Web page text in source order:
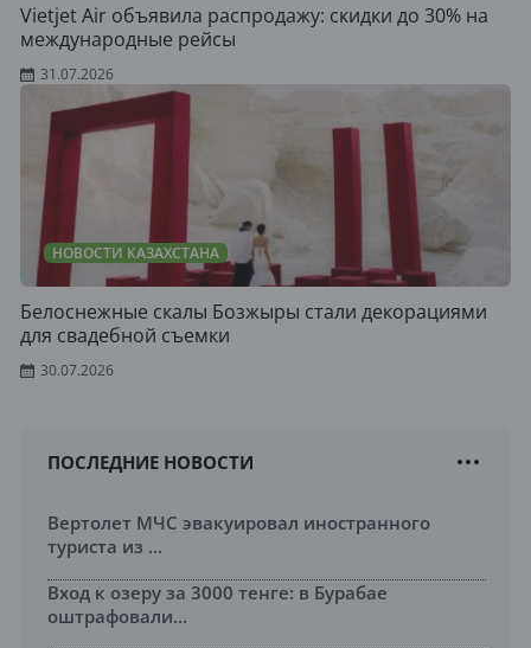
Vietjet Air объявила распродажу: скидки до 30% на
международные рейсы
31.07.2026
НОВОСТИ КАЗАХСТАНА
Белоснежные скалы Бозжыры стали декорациями
для свадебной съемки
30.07.2026
ПОСЛЕДНИЕ НОВОСТИ
Вертолет МЧС эвакуировал иностранного
туриста из ...
Вход к озеру за 3000 тенге: в Бурабае
оштрафовали...